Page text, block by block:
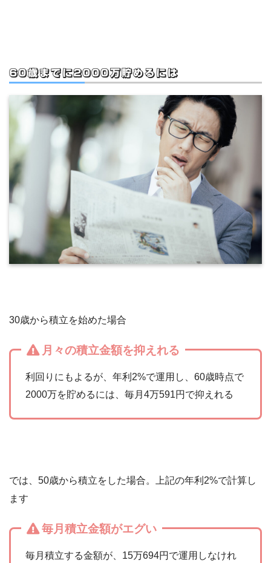
60歳までに2000万貯めるには
30歳から積立を始めた場合
月々の積立金額を抑えれる
利回りにもよるが、年利2%で運用し、60歳時点で
2000万を貯めるには、毎月4万591円で抑えれる
では、50歳から積立をした場合。上記の年利2%で計算し
ます
毎月積立金額がエグい
毎月積立する金額が、15万694円で運用しなけれ